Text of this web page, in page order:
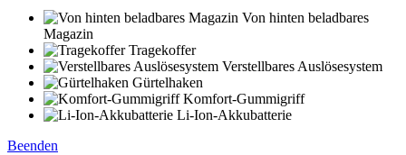
Von hinten beladbares
Magazin
Tragekoffer
Verstellbares Auslösesystem
Gürtelhaken
Komfort-Gummigriff
Li-Ion-Akkubatterie
Beenden